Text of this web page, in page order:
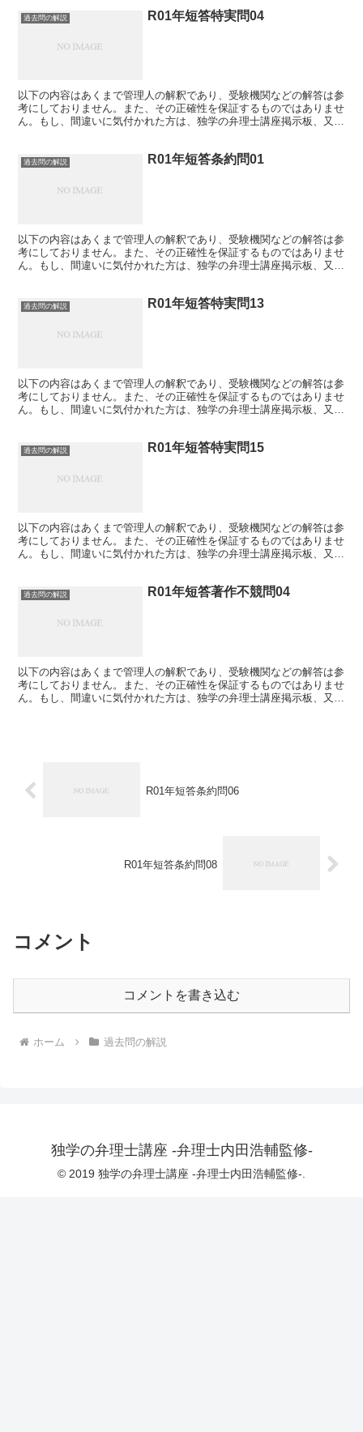
過去問の解説 R01年短答特実問04
以下の内容はあくまで管理人の解釈であり、受験機関などの解答は参
考にしておりません。また、その正確性を保証するものではありませ
ん。もし、間違いに気付かれた方は、独学の弁理士講座掲示板、又
過去問の解説 R01年短答条約問01
以下の内容はあくまで管理人の解釈であり、受験機関などの解答は参
考にしておりません。また、その正確性を保証するものではありませ
ん。もし、間違いに気付かれた方は、独学の弁理士講座掲示板、又
過去問の解説 R01年短答特実問13
以下の内容はあくまで管理人の解釈であり、受験機関などの解答は参
考にしておりません。また、その正確性を保証するものではありませ
ん。もし、間違いに気付かれた方は、独学の弁理士講座掲示板、又
過去問の解説 R01年短答特実問15
以下の内容はあくまで管理人の解釈であり、受験機関などの解答は参
考にしておりません。また、その正確性を保証するものではありませ
ん。もし、間違いに気付かれた方は、独学の弁理士講座掲示板、又
過去問の解説 R01年短答著作不競問04
以下の内容はあくまで管理人の解釈であり、受験機関などの解答は参
考にしておりません。また、その正確性を保証するものではありませ
ん。もし、間違いに気付かれた方は、独学の弁理士講座掲示板、又
R01年短答条約問06
R01年短答条約問08
コメント
コメントを書き込む
ホーム 過去問の解説
独学の弁理士講座 -弁理士内田浩輔監修-
© 2019 独学の弁理士講座 -弁理士内田浩輔監修-.